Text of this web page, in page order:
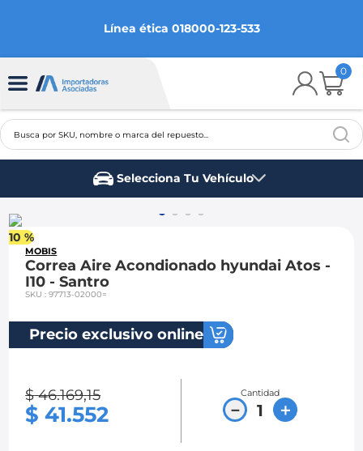
Línea ética 018000-123-533
0
Busca por SKU, nombre o marca del repuesto...
Selecciona Tu Vehículo
10 %
MOBIS
Correa Aire Acondionado hyundai Atos -
I10 - Santro
SKU:97713-02000=
Precio exclusivo online
$ 46.169,15
$ 41.552
Cantidad
＋
－
2
3.
spark gt
ford fiesta
mazda 3
chevrolet sail
chevrolet spark gt